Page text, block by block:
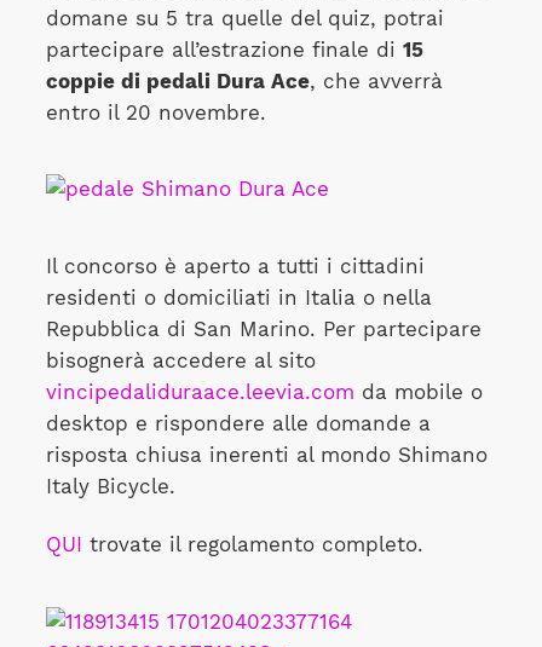
domane su 5 tra quelle del quiz, potrai
partecipare all’estrazione finale di 15
coppie di pedali Dura Ace, che avverrà
entro il 20 novembre.
Il concorso è aperto a tutti i cittadini
residenti o domiciliati in Italia o nella
Repubblica di San Marino. Per partecipare
bisognerà accedere al sito
vincipedaliduraace.leevia.com da mobile o
desktop e rispondere alle domande a
risposta chiusa inerenti al mondo Shimano
Italy Bicycle.
QUI trovate il regolamento completo.